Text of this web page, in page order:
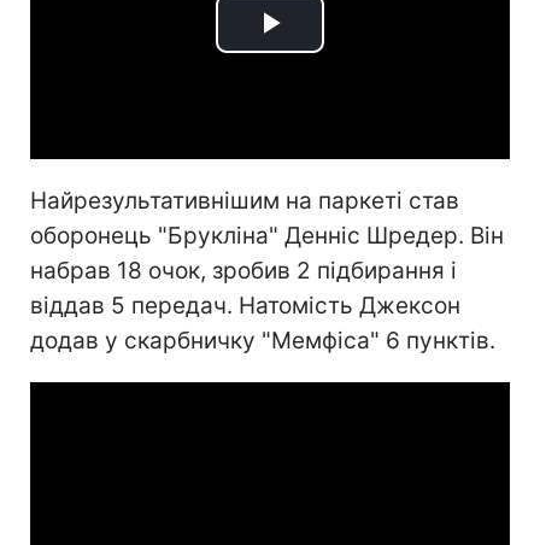
Play
Найрезультативнішим на паркеті став
оборонець "Брукліна" Денніс Шредер. Він
набрав 18 очок, зробив 2 підбирання і
віддав 5 передач. Натомість Джексон
додав у скарбничку "Мемфіса" 6 пунктів.